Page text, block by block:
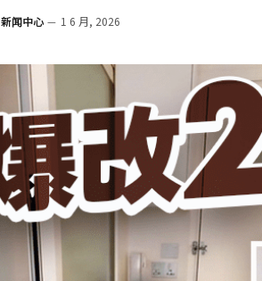
新闻中心 1 6 月, 2026